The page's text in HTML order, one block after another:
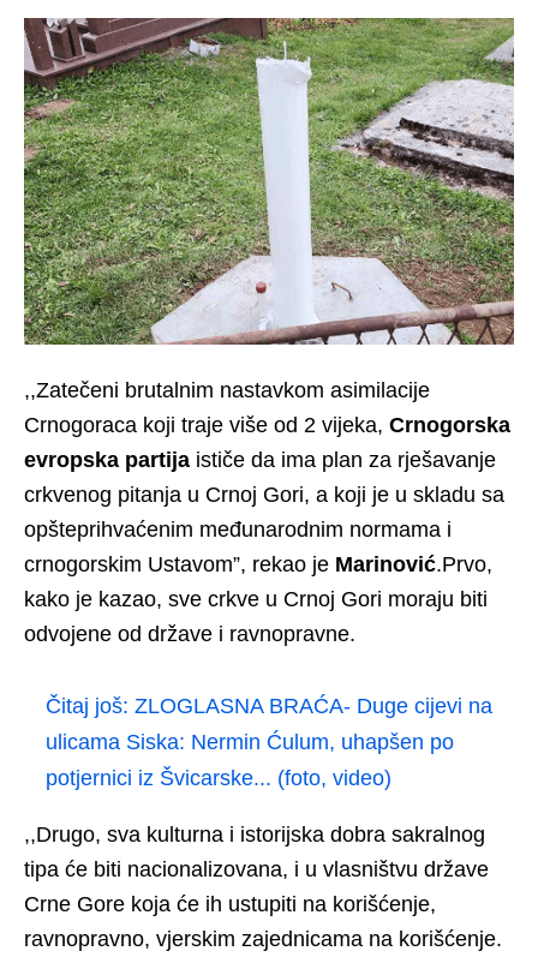
,,Zatečeni brutalnim nastavkom asimilacije
Crnogoraca koji traje više od 2 vijeka, Crnogorska
evropska partija ističe da ima plan za rješavanje
crkvenog pitanja u Crnoj Gori, a koji je u skladu sa
opšteprihvaćenim međunarodnim normama i
crnogorskim Ustavom”, rekao je Marinović.Prvo,
kako je kazao, sve crkve u Crnoj Gori moraju biti
odvojene od države i ravnopravne.
Čitaj još: ZLOGLASNA BRAĆA- Duge cijevi na
ulicama Siska: Nermin Ćulum, uhapšen po
potjernici iz Švicarske... (foto, video)
,,Drugo, sva kulturna i istorijska dobra sakralnog
tipa će biti nacionalizovana, i u vlasništvu države
Crne Gore koja će ih ustupiti na korišćenje,
ravnopravno, vjerskim zajednicama na korišćenje.